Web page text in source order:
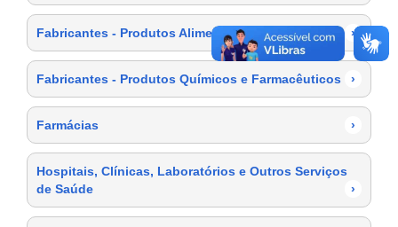
Fabricantes - Produtos Alimentícios ›
Fabricantes - Produtos Químicos e Farmacêuticos ›
Farmácias ›
Hospitais, Clínicas, Laboratórios e Outros Serviços
de Saúde
›